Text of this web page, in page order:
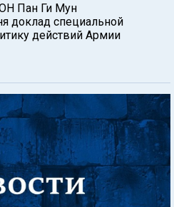
Пан Ги Мун
доклад специальной
действий Армии